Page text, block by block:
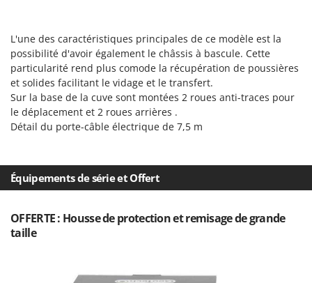
Sécateurs électriques à batterie
Sécateurs et Échenilloirs manuels
Sécateurs pneumatiques
Semoirs et Épandeurs d'engrais
Socs pour tracteur
Soufreuses - Poudreuses à dos
Soufreuses - Poudreuses pour tracteur
T
Taille-haies
Tarières
Italyco
ITM
J JOLLY ITALIA
K
KAAZ
Kasco
Keter
KitchenAid
L'une des caractéristiques principales de ce modèle est la
possibilité d'avoir également le châssis à bascule. Cette
particularité rend plus comode la récupération de poussières
et solides facilitant le vidage et le transfert.
Sur la base de la cuve sont montées 2 roues anti-traces pour
le déplacement et 2 roues arrières .
Détail du porte-câble électrique de 7,5 m
Équipements de série et Offert
OFFERTE : Housse de protection et remisage de grande
taille